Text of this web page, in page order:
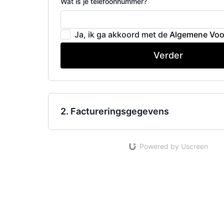
Ja, ik ga akkoord met de Algemene
Verder
2. Factureringsgegevens
Powered by Uscreen